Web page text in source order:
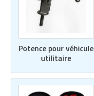
Vaisselle restaurant
Vitrines réfrigérées
Potence pour véhicule
utilitaire